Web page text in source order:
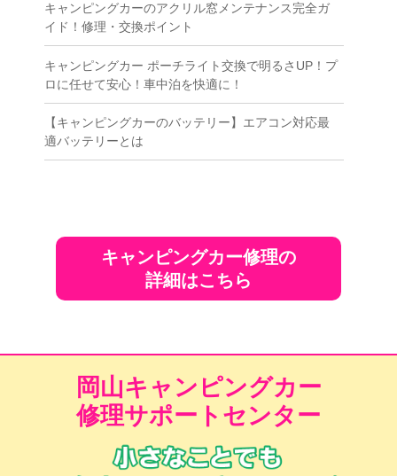
キャンピングカーのアクリル窓メンテナンス完全ガ
イド！修理・交換ポイント
キャンピングカー ポーチライト交換で明るさUP！プ
ロに任せて安心！車中泊を快適に！
【キャンピングカーのバッテリー】エアコン対応最
適バッテリーとは
キャンピングカー修理の
詳細はこちら
岡山キャンピングカー
修理サポートセンター